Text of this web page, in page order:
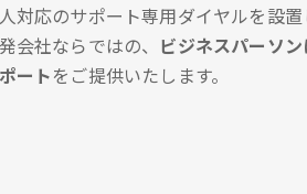
対応のサポート専用ダイヤルを設置
会社ならではの、 ビジネスパーソン
ートをご提供いたします。